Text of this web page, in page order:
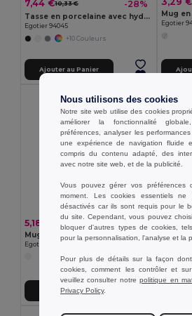
7,44 €10,33 € -28%
Tasse en porcelaine avec hydroglaçage 450 mL
Egotier 94045
+10 Couleurs
Ajouter au Panier
Egotier
5,18 €
Mug en inox émaillé pour sublimation 350 mL
Egotier 94319
Ajouter au Panier
2,10 €
Nous utilisons des cookies
Notre site web utilise des cookies
améliorer la fonctionnalité
préférences, analyser les
une expérience de navigation fluide
compris du contenu adapté, des
avec notre site web, et de la publicité.
Vous pouvez gérer vos préférences
moment. Les cookies essentiels ne
désactivés car ils sont requis pour le
du site. Cependant, vous pouvez
bloquer d'autres types de cookies,
pour la personnalisation, l'analyse et la
Pour plus de détails sur la façon
cookies, comment les contrôler et
veuillez consulter notrepolitique en
Privacy Policy.